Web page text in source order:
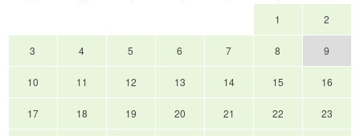
1 2
3 4 5 6 7 8 9
10 11 12 13 14 15 16
17 18 19 20 21 22 23